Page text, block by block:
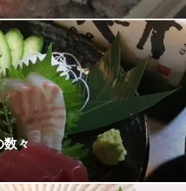
その日あがったばかりの魚介類
パッチョなど様々な料理が味
れたての味をぜひご堪能くださ
数々